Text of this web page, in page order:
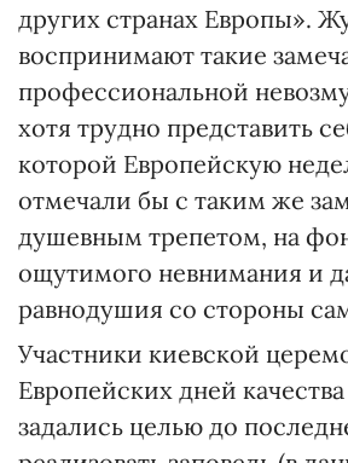
других странах Европы».
воспринимают такие
профессиональной
хотя трудно представить
которой Европейскую
отмечали бы с таким же
душевным трепетом, на
ощутимого невнимания и
равнодушия со стороны
Участники киевской
Европейских дней
задались целью до